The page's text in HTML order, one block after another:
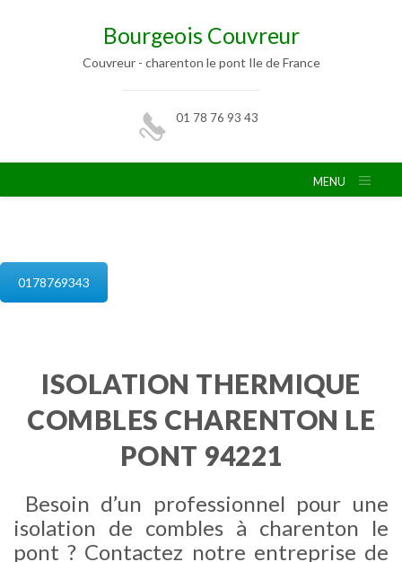
Bourgeois Couvreur
Couvreur - charenton le pont Ile de France
01 78 76 93 43
MENU
0178769343
ISOLATION THERMIQUE
COMBLES CHARENTON LE
PONT 94221
Besoin d’un professionnel pour une
isolation de combles à charenton le
pont ? Contactez notre entreprise de